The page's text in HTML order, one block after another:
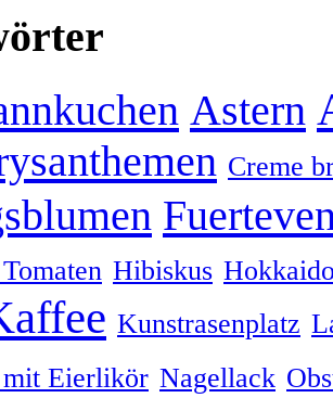
Astern
Creme
Hibiskus
Kunstrasenplatz
Eierlikör Nagellack